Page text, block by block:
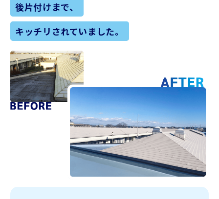
後片付けまで、
キッチリされていました。